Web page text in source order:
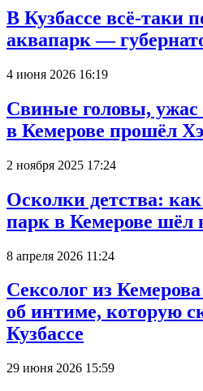
В Кузбассе всё-таки
аквапарк —
4 июня 2026 16:19
Свиные головы, ужас
в Кемерове прошёл
2 ноября 2025 17:24
Осколки детства:
парк в Кемерове шёл
8 апреля 2026 11:24
Сексолог из
об интиме, которую
Кузбассе
29 июня 2026 15:59